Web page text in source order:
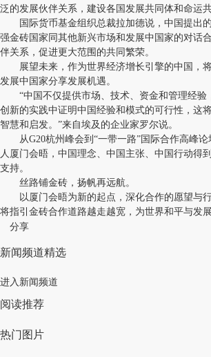
泛的发展伙伴关系，建设各国发展共同体和命运共
国际货币基金组织总裁拉加德说，中国提出的
强金砖国家同其他新兴市场和发展中国家的对话
伴关系，促进更大范围的共同繁荣。
展望未来，作为世界经济增长引擎的中国，将
发展中国家分享发展机遇。
“中国不仅提供市场、技术、资金和管理经验
创新的实践中证明中国经验和模式的可行性，这
智慧和启发。”来自埃及的企业家罗尔说。
从G20杭州峰会到“一带一路”国际合作高峰论
人厦门会晤，中国理念、中国主张、中国行动得
支持。
丝路铺金砖，扬帆再远航。
以厦门会晤为新的起点，深化合作的愿望与行
将指引金砖合作道路越走越宽，为世界和平与发
分享
新闻频道精选
进入新闻频道
阅读推荐
热门图片